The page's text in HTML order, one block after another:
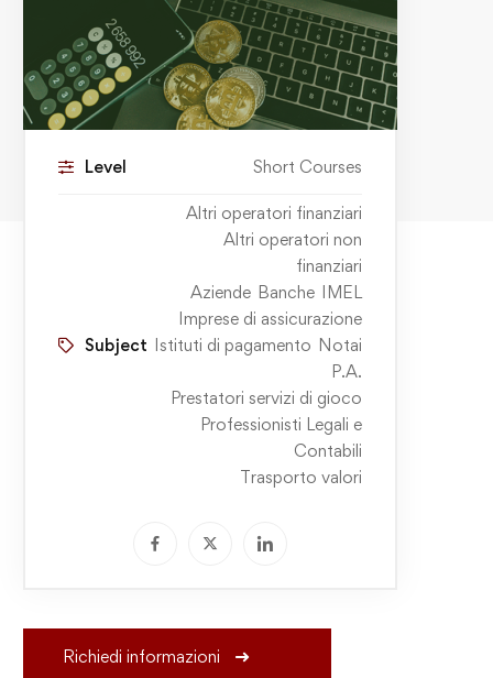
Level Short Courses
Subject
Altri operatori finanziari
Altri operatori non
finanziari
Aziende Banche
IMEL
Imprese di assicurazione
Istituti di pagamento Notai
P.A.
Prestatori servizi di gioco
Professionisti Legali e
Contabili
Trasporto valori
Richiedi informazioni